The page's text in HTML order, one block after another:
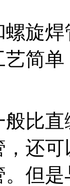
螺旋焊
简
般比
还
但